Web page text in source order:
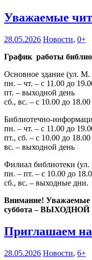
Уважаемые
28.05.2026 Новости, 0+
График работы
Основное здание (ул. М.
пн. – чт. – с 11.00 до
пт. – выходной день
сб., вс. – с 10.00 до 18.00
Библиотечно-
пн. – чт. – с 11.00 до
пт., сб. – с 10.00 до 18.00
вс. – выходной день
Филиал библиотеки (ул.
пн. – пт. – с 10.00 до
сб., вс. – выходные дни.
Внимание! Уважаемые
суббота – ВЫХОДНОЙ ;
Приглашаем
28.05.2026 Новости, 6+